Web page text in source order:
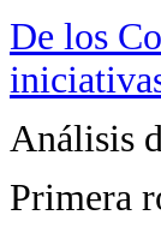
De los
Análisis
Primera